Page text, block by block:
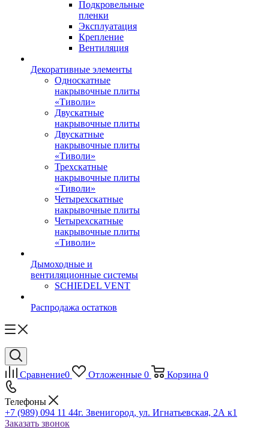
Подкровельные
пленки
Эксплуатация
Крепление
Вентиляция
Декоративные элементы
Односкатные
накрывочные плиты
«Тиволи»
Двускатные
накрывочные плиты
Двускатные
накрывочные плиты
«Тиволи»
Трехскатные
накрывочные плиты
«Тиволи»
Четырехскатные
накрывочные плиты
Четырехскатные
накрывочные плиты
«Тиволи»
Дымоходные и
вентиляционные системы
SCHIEDEL VENT
Распродажа остатков
Сравнение0 Отложенные 0 Корзина 0
Телефоны
+7 (989) 094 11 44г. Звенигород, ул. Игнатьевская, 2А к1
Заказать звонок